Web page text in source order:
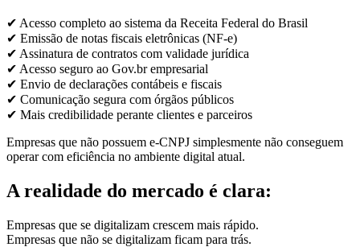
✔ Acesso completo ao sistema da Receita Federal do Brasil
✔ Emissão de notas fiscais eletrônicas (NF-e)
✔ Assinatura de contratos com validade jurídica
✔ Acesso seguro ao Gov.br empresarial
✔ Envio de declarações contábeis e fiscais
✔ Comunicação segura com órgãos públicos
✔ Mais credibilidade perante clientes e parceiros
Empresas que não possuem e-CNPJ simplesmente não conseguem
operar com eficiência no ambiente digital atual.
A realidade do mercado é clara:
Empresas que se digitalizam crescem mais rápido.
Empresas que não se digitalizam ficam para trás.